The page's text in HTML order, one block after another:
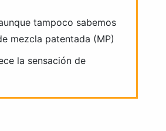
tampoco sabemos
mezcla patentada (MP)
la sensación de